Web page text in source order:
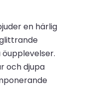
en härlig
och djupa